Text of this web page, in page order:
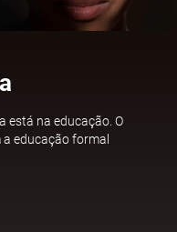
está na educação. O
educação formal